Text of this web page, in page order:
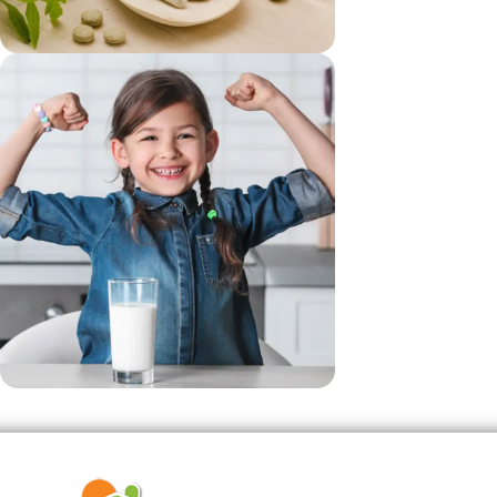
vezi si...
Suplimente
vezi si...